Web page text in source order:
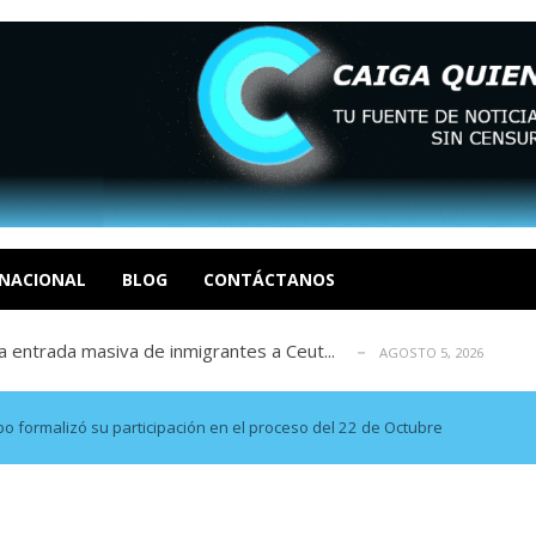
BLOG CONTÁCTANOS
I por la libertad inmediata de l... AGOSTO 5, 2026
revisión de su solicitud de l... AGOSTO 5, 2026
según ONG AGOSTO 5, 2026
entrada masiva de inmigrantes a Ceut...
La tragedia de Venezuela no admi... AGOSTO 5, 2026
I por la libertad inmediata de l... AGOSTO 5, 2026
revisión de su solicitud de l... AGOSTO 5, 2026
según ONG AGOSTO 5, 2026
formalizó su participación en el proceso del 22 de Octubre